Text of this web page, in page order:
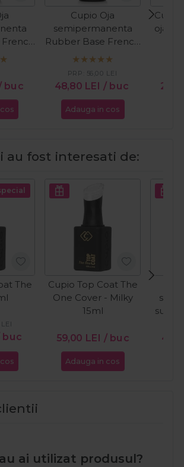
French
buc
Cupio Oja
semipermanenta
Rubber Base French
Collection - Perfect
48,80 LEI / buc
PRP: 56,00 LEI
Adauga in cos
Cupio
oja
au fost interesati de:
The
buc
LEI
Cupio Top Coat The
One Cover - Milky
15ml
59,00 LEI / buc
Adauga in cos
ai utilizat produsul?